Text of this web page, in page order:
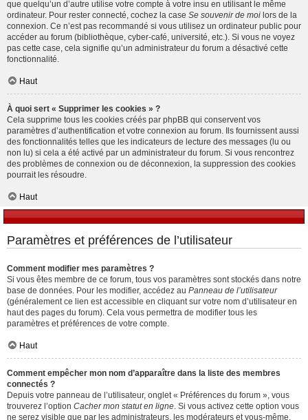
que quelqu’un d’autre utilise votre compte à votre insu en utilisant le même
ordinateur. Pour rester connecté, cochez la case Se souvenir de moi lors de la
connexion. Ce n’est pas recommandé si vous utilisez un ordinateur public pour
accéder au forum (bibliothèque, cyber-café, université, etc.). Si vous ne voyez
pas cette case, cela signifie qu’un administrateur du forum a désactivé cette
fonctionnalité.
Haut
À quoi sert « Supprimer les cookies » ?
Cela supprime tous les cookies créés par phpBB qui conservent vos
paramètres d’authentification et votre connexion au forum. Ils fournissent aussi
des fonctionnalités telles que les indicateurs de lecture des messages (lu ou
non lu) si cela a été activé par un administrateur du forum. Si vous rencontrez
des problèmes de connexion ou de déconnexion, la suppression des cookies
pourrait les résoudre.
Haut
Paramètres et préférences de l’utilisateur
Comment modifier mes paramètres ?
Si vous êtes membre de ce forum, tous vos paramètres sont stockés dans notre
base de données. Pour les modifier, accédez au Panneau de l’utilisateur
(généralement ce lien est accessible en cliquant sur votre nom d’utilisateur en
haut des pages du forum). Cela vous permettra de modifier tous les
paramètres et préférences de votre compte.
Haut
Comment empêcher mon nom d’apparaître dans la liste des membres
connectés ?
Depuis votre panneau de l’utilisateur, onglet « Préférences du forum », vous
trouverez l’option Cacher mon statut en ligne . Si vous activez cette option vous
ne serez visible que par les administrateurs, les modérateurs et vous-même.